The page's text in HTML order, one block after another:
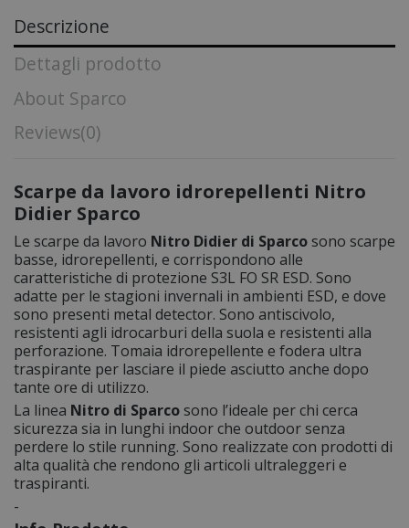
Descrizione
Dettagli prodotto
About Sparco
Reviews(0)
Scarpe da lavoro idrorepellenti Nitro
Didier Sparco
Le scarpe da lavoro Nitro Didier di Sparcosono scarpe
basse, idrorepellenti, e corrispondono alle
caratteristiche di protezione S3L FO SR ESD. Sono
adatte per le stagioni invernali in ambienti ESD, e dove
sono presenti metal detector. Sono antiscivolo,
resistenti agli idrocarburi della suola e resistenti alla
perforazione. Tomaia idrorepellente e fodera ultra
traspirante per lasciare il piede asciutto anche dopo
tante ore di utilizzo.
La linea Nitro di Sparcosono l’ideale per chi cerca
sicurezza sia in lunghi indoor che outdoor senza
perdere lo stile running. Sono realizzate con prodotti di
alta qualità che rendono gli articoli ultraleggeri e
traspiranti.
-